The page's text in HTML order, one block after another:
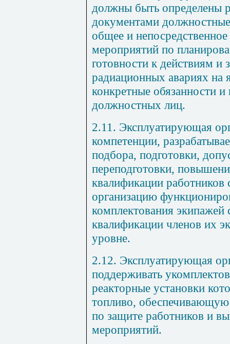
должны быть определены
документами
общее и
мероприятий по
готовности к действиям и
радиационных авариях на
конкретные обязанности
должностных лиц.
2.11. Эксплуатирующая
компетенции,
подбора, подготовки,
переподготовки,
квалификации
организацию
комплектования
квалификации членов их
уровне.
2.12. Эксплуатирующая
поддерживать
реакторные установки
топливо, обеспечивающую
по защите работников и
мероприятий.